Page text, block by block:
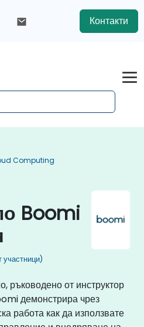
Контакти
Computing
Boomi
участници)
ръководено от инструктор
демонстрира чрез
работа как да използвате